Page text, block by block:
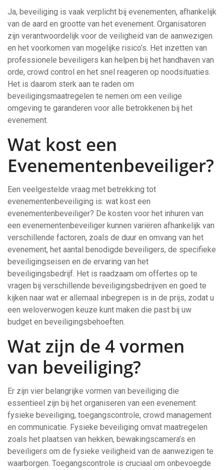
Ja, beveiliging is vaak verplicht bij evenementen, afhankelijk
van de aard en grootte van het evenement. Organisatoren
zijn verantwoordelijk voor de veiligheid van de aanwezigen
en het voorkomen van mogelijke risico’s. Het inzetten van
professionele beveiligers kan helpen bij het handhaven van
orde, crowd control en het snel reageren op noodsituaties.
Het is daarom sterk aan te raden om
beveiligingsmaatregelen te nemen om een veilige
omgeving te garanderen voor alle betrokkenen bij het
evenement.
Wat kost een
Evenementenbeveiliger?
Een veelgestelde vraag met betrekking tot
evenementenbeveiliging is: wat kost een
evenementenbeveiliger? De kosten voor het inhuren van
een evenementenbeveiliger kunnen variëren afhankelijk van
verschillende factoren, zoals de duur en omvang van het
evenement, het aantal benodigde beveiligers, de specifieke
beveiligingseisen en de ervaring van het
beveiligingsbedrijf. Het is raadzaam om offertes op te
vragen bij verschillende beveiligingsbedrijven en goed te
kijken naar wat er allemaal inbegrepen is in de prijs, zodat u
een weloverwogen keuze kunt maken die past bij uw
budget en beveiligingsbehoeften.
Wat zijn de 4 vormen
van beveiliging?
Er zijn vier belangrijke vormen van beveiliging die
essentieel zijn bij het organiseren van een evenement:
fysieke beveiliging, toegangscontrole, crowd management
en communicatie. Fysieke beveiliging omvat maatregelen
zoals het plaatsen van hekken, bewakingscamera’s en
beveiligers om de fysieke veiligheid van de aanwezigen te
waarborgen. Toegangscontrole is cruciaal om onbevoegde